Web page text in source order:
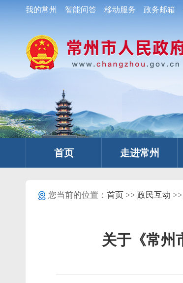
我的常州 智能问答 移动服务 政务邮箱
首页 走进常州
您当前的位置： 首页>> 政民互动 >>
关于《常州